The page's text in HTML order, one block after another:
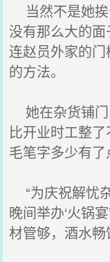
当然不是她
没有那么大的
连赵员外家的
的方法。
她在杂货铺门
比开业时工整了
毛笔字多少有了
“为庆祝解忧
晚间举办‘火锅
材管够，酒水